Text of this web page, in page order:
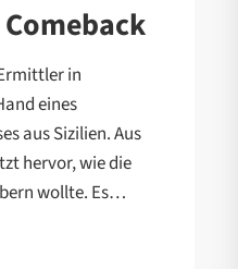
in
eines
aus Sizilien. Aus
hervor, wie die
wollte. Es…